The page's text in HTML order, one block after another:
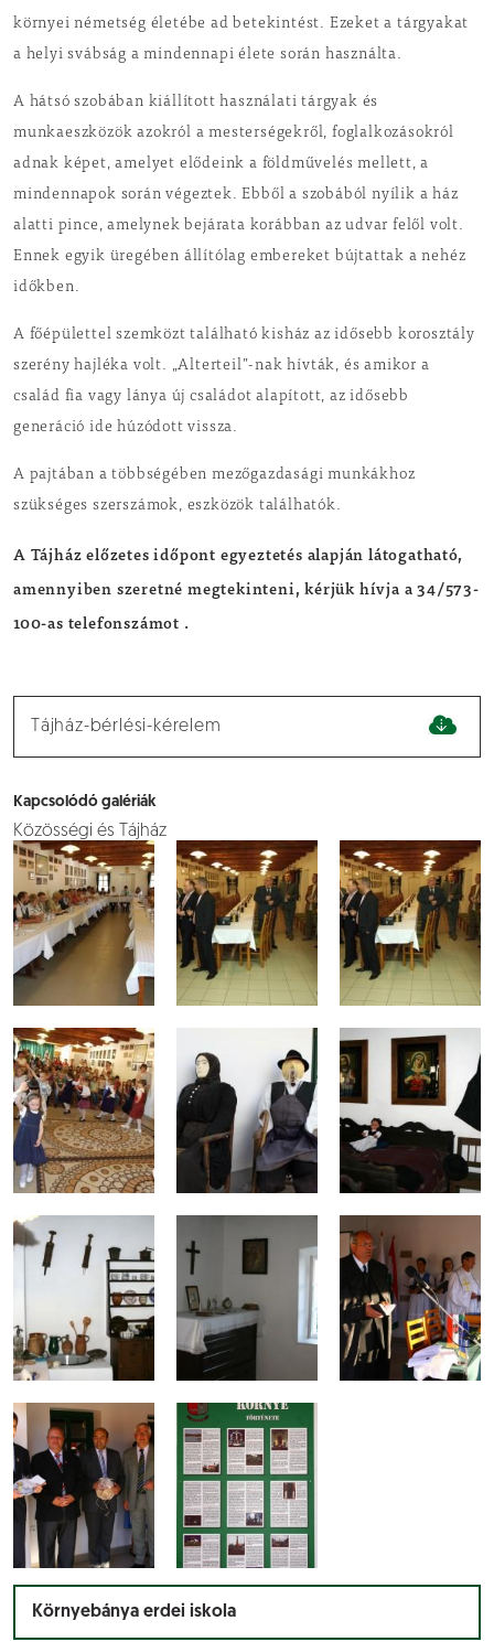
környei németség életébe ad betekintést. Ezeket a tárgyakat
a helyi svábság a mindennapi élete során használta.
A hátsó szobában kiállított használati tárgyak és
munkaeszközök azokról a mesterségekről, foglalkozásokról
adnak képet, amelyet elődeink a földművelés mellett, a
mindennapok során végeztek. Ebből a szobából nyílik a ház
alatti pince, amelynek bejárata korábban az udvar felől volt.
Ennek egyik üregében állítólag embereket bújtattak a nehéz
időkben.
A főépülettel szemközt található kisház az idősebb korosztály
szerény hajléka volt. „Alterteil”-nak hívták, és amikor a
család fia vagy lánya új családot alapított, az idősebb
generáció ide húzódott vissza.
A pajtában a többségében mezőgazdasági munkákhoz
szükséges szerszámok, eszközök találhatók.
A Tájház előzetes időpont egyeztetés alapján látogatható,
amennyiben szeretné megtekinteni, kérjük hívja a 34/573-
100-as telefonszámot .
Tájház-bérlési-kérelem
Kapcsolódó galériák
Közösségi és Tájház
Környebánya erdei iskola